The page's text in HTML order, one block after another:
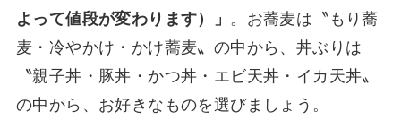
よって値段が変わります）」 。お蕎麦は〝もり蕎
麦・冷やかけ・かけ蕎麦〟の中から、丼ぶりは
〝親子丼・豚丼・かつ丼・エビ天丼・イカ天丼〟
の中から、お好きなものを選びましょう。